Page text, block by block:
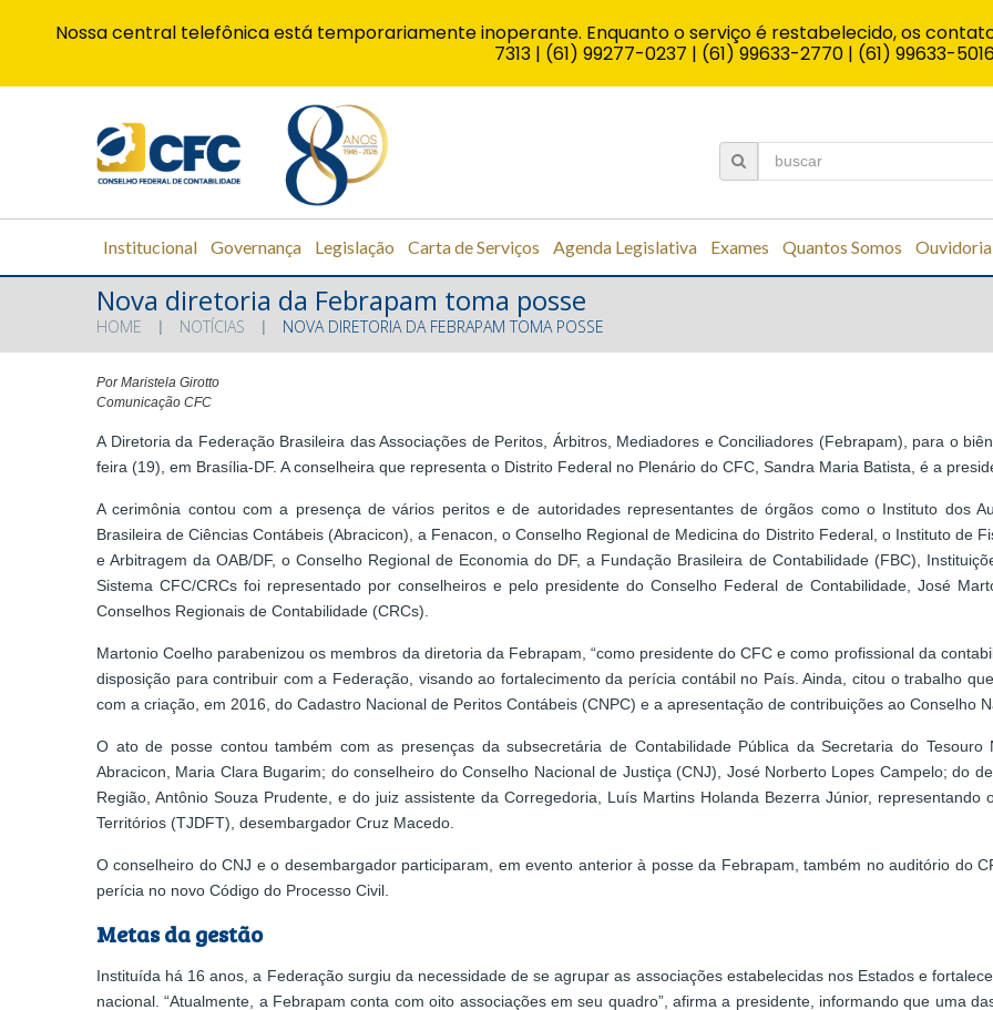
Institucional Governança Legislação Carta de Serviços Agenda Legislativa Exames Quantos Somos Ouvidoria
Nova diretoria da Febrapam toma posse
HOME NOTÍCIAS NOVA DIRETORIA DA FEBRAPAM TOMA POSSE
Por Maristela Girotto
Comunicação CFC
A Diretoria da Federação Brasileira das Associações de Peritos, Árbitros, Mediadores e Conciliadores (Febrapam), para o
feira (19), em Brasília-DF. A conselheira que representa o Distrito Federal no Plenário do CFC, Sandra Maria Batista, é a
A cerimônia contou com a presença de vários peritos e de autoridades representantes de órgãos como o Instituto dos
Brasileira de Ciências Contábeis (Abracicon), a Fenacon, o Conselho Regional de Medicina do Distrito Federal, o Instituto de
e Arbitragem da OAB/DF, o Conselho Regional de Economia do DF, a Fundação Brasileira de Contabilidade (FBC),
Sistema CFC/CRCs foi representado por conselheiros e pelo presidente do Conselho Federal de Contabilidade, José
Conselhos Regionais de Contabilidade (CRCs).
Martonio Coelho parabenizou os membros da diretoria da Febrapam, “como presidente do CFC e como profissional da
disposição para contribuir com a Federação, visando ao fortalecimento da perícia contábil no País. Ainda, citou o trabalho
com a criação, em 2016, do Cadastro Nacional de Peritos Contábeis (CNPC) e a apresentação de contribuições ao Conselho
O ato de posse contou também com as presenças da subsecretária de Contabilidade Pública da Secretaria do
Abracicon, Maria Clara Bugarim; do conselheiro do Conselho Nacional de Justiça (CNJ), José Norberto Lopes Campelo; do
Região, Antônio Souza Prudente, e do juiz assistente da Corregedoria, Luís Martins Holanda Bezerra Júnior,
Territórios (TJDFT), desembargador Cruz Macedo.
O conselheiro do CNJ e o desembargador participaram, em evento anterior à posse da Febrapam, também no auditório do
perícia no novo Código do Processo Civil.
Metas da gestão
Instituída há 16 anos, a Federação surgiu da necessidade de se agrupar as associações estabelecidas nos Estados e
nacional. “Atualmente, a Febrapam conta com oito associações em seu quadro”, afirma a presidente, informando que uma
Nossa central telefônica está temporariamente inoperante. Enquanto o serviço é restabelecido, os
7313 | (61) 99277-0237 | (61) 99633-2770 | (61) 99633-